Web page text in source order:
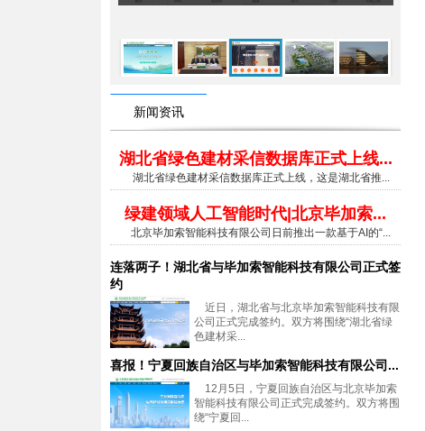
新闻资讯
湖北省绿色建材采信数据库正式上线...
湖北省绿色建材采信数据库正式上线，这是湖北省推...
绿建领域人工智能时代|北京毕加索...
北京毕加索智能科技有限公司日前推出一款基于AI的“...
连落两子！湖北省与毕加索智能科技有限公司正式签
约
近日，湖北省与北京毕加索智能科技有限
公司正式完成签约。双方将围绕“湖北省绿
色建材采...
喜报！宁夏回族自治区与毕加索智能科技有限公司...
12月5日，宁夏回族自治区与北京毕加索
智能科技有限公司正式完成签约。双方将围
绕“宁夏回...